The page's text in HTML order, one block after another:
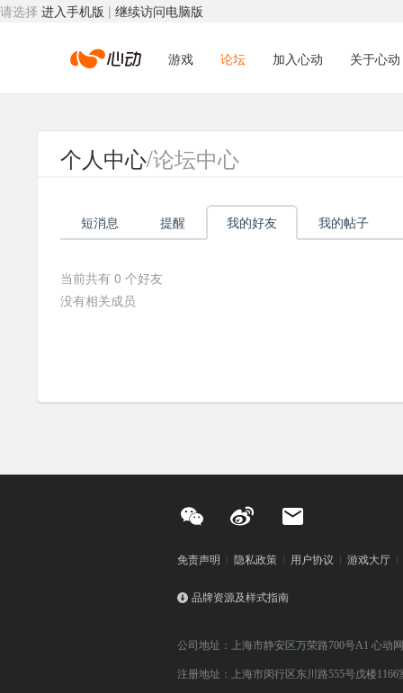
请选择 进入手机版 | 继续访问电脑版
心
动
络
游戏 论坛 加入心动 关于心动
个人中心/论坛中心
短消息 提醒 我的好友 我的帖子
当前共有 0 个好友
没有相关成员
免责声明 隐私政策 用户协议 游戏大厅
品牌资源及样式指南
公司地址：上海市静安区万荣路700号A1 心动
注册地址：上海市闵行区东川路555号戊楼1166